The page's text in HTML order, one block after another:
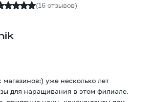
(16 отзывов)
уже несколько лет
для наращивания в этом филиале.